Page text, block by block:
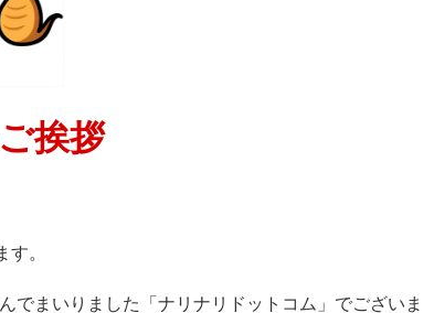
挨拶
。
でまいりました「ナリナリドットコム」でございま